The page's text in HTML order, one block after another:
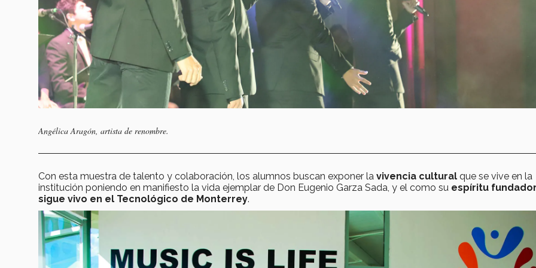
Angélica Aragón, artista de renombre.
Con esta muestra de talento y colaboración, los alumnos buscan exponer la vivencia cultural que se vive en la
institución poniendo en manifiesto la vida ejemplar de Don Eugenio Garza Sada, y el como su espíritu
sigue vivo en el Tecnológico de Monterrey.